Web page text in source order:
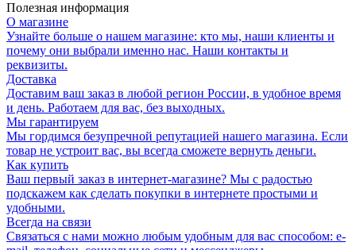
Полезная информация
О магазине
Узнайте больше о нашем магазине: кто мы, наши клиенты и
почему они выбрали именно нас. Наши контакты и
реквизиты.
Доставка
Доставим ваш заказ в любой регион России, в удобное время
и день. Работаем для вас, без выходных.
Мы гарантируем
Мы гордимся безупречной репутацией нашего магазина. Если
товар не устроит вас, вы всегда сможете вернуть деньги.
Как купить
Ваш первый заказ в интернет-магазине? Мы с радостью
подскажем как сделать покупки в интернете простыми и
удобными.
Всегда на связи
Связаться с нами можно любым удобным для вас способом: e-